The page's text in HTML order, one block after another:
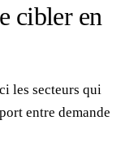
cibler en
les secteurs qui
entre demande